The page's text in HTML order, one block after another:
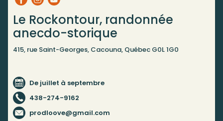
Le Rockontour, randonnée
anecdo-storique
415, rue Saint-Georges, Cacouna, Québec G0L 1G0
De juillet à septembre
438-274-9162
prodloove@gmail.com